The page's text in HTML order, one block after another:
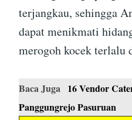
terjangkau, sehingga
dapat menikmati
merogoh kocek terlalu
Baca Juga
16 Vendor
Panggungrejo Pasuruan